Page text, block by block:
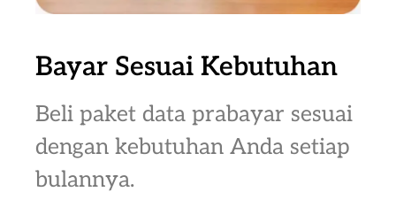
Bayar Sesuai Kebutuhan
Beli paket data prabayar sesuai
dengan kebutuhan Anda setiap
bulannya.